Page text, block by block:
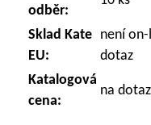
odběr:
Sklad Kate
EU:
není
dotaz
Katalogová
cena:
na dotaz